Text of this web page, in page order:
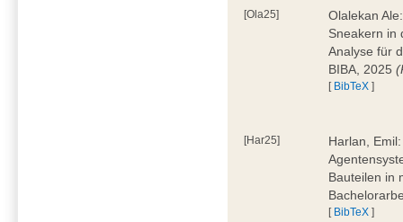
[Ola25]
Olalekan
Sneakern in
Analyse für
BIBA, 2025
[ BibTeX ]
[Har25]
Harlan,
Bauteilen in
[ BibTeX ]